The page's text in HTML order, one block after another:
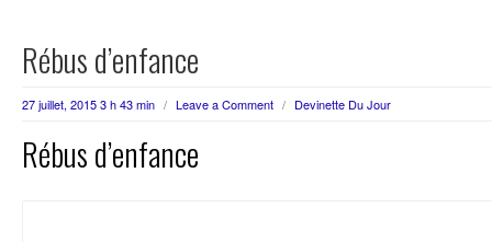
Rébus d’enfance
27 juillet, 2015 3 h 43 min / Leave a Comment / Devinette Du Jour
Rébus d’enfance